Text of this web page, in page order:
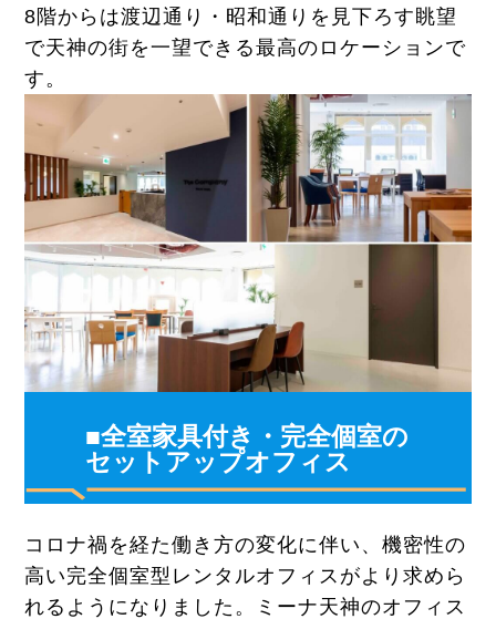
8階からは渡辺通り・昭和通りを見下ろす眺望
で天神の街を一望できる最高のロケーションで
す。
■全室家具付き・完全個室の
セットアップオフィス
コロナ禍を経た働き方の変化に伴い、機密性の
高い完全個室型レンタルオフィスがより求めら
れるようになりました。ミーナ天神のオフィス